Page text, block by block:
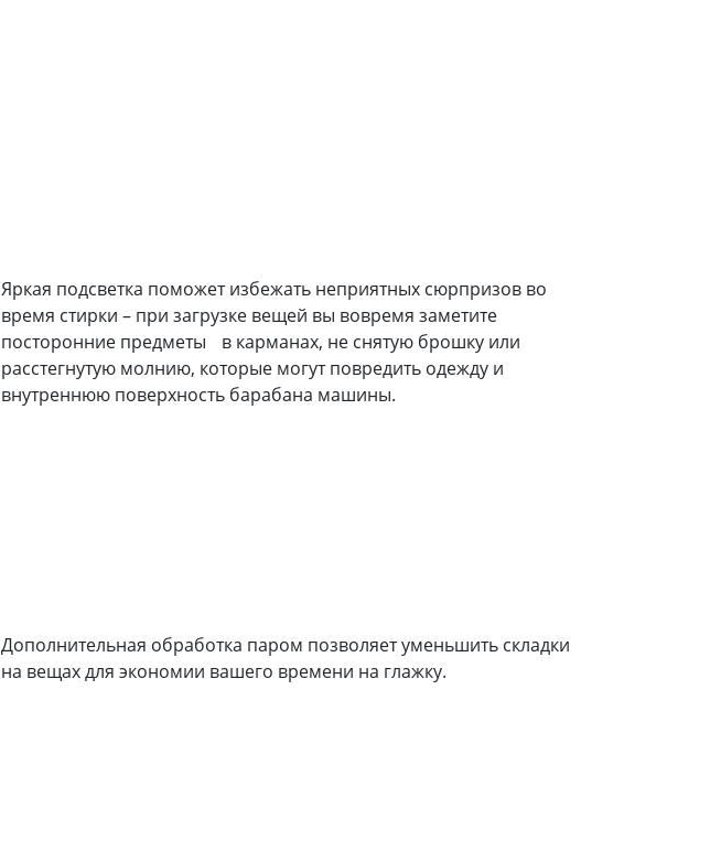
Яркая подсветка поможет избежать неприятных сюрпризов во
время стирки – при загрузке вещей вы вовремя заметите
посторонние предметы в карманах, не снятую брошку или
расстегнутую молнию, которые могут повредить одежду и
внутреннюю поверхность барабана машины.
Дополнительная обработка паром позволяет уменьшить складки
на вещах для экономии вашего времени на глажку.